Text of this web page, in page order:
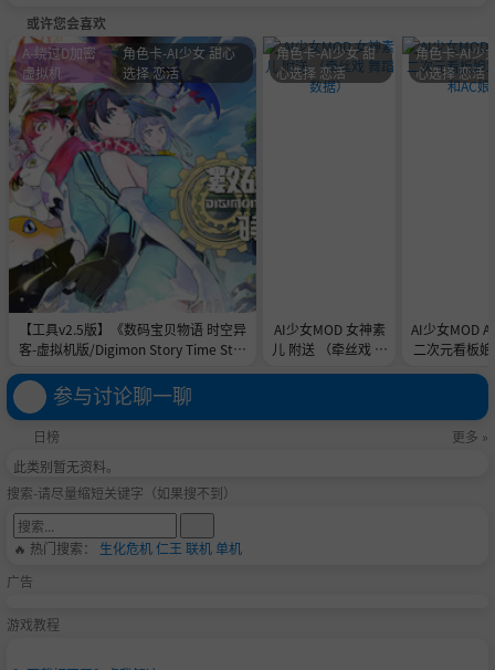
或许您会喜欢
【工具v2.5版】《数码宝贝物语 时空异
客-虚拟机版/Digimon Story Time Stra
官中免安装-简中31.1GB
A-绕过D加密
虚拟机
角色卡-AI少女 甜心
选择 恋活
AI少女MOD 女神素
儿 附送 （牵丝戏 舞
角色卡-AI少女 甜
心选择 恋活
AI少女MOD A
二次元看板
角色卡-AI少
心选择 恋活
参与讨论聊一聊
日榜
更多 »
此类别暂无资料。
搜索-请尽量缩短关键字（如果搜不到）
🔥 热门搜索： 生化危机仁王 联机单机
广告
游戏教程